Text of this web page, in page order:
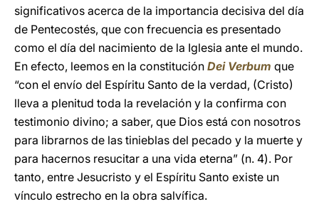
significativos acerca de la importancia decisiva del día
de Pentecostés, que con frecuencia es presentado
como el día del nacimiento de la Iglesia ante el mundo.
En efecto, leemos en la constitución Dei Verbum que
“con el envío del Espíritu Santo de la verdad, (Cristo)
lleva a plenitud toda la revelación y la confirma con
testimonio divino; a saber, que Dios está con nosotros
para librarnos de las tinieblas del pecado y la muerte y
para hacernos resucitar a una vida eterna” (n. 4). Por
tanto, entre Jesucristo y el Espíritu Santo existe un
vínculo estrecho en la obra salvífica.